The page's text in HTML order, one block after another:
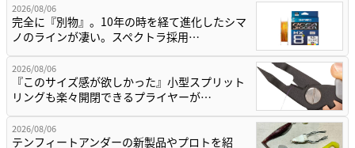
2026/08/06
完全に『別物』。10年の時を経て進化したシマ
ノのラインが凄い。スペクトラ採用…
2026/08/06
『このサイズ感が欲しかった』小型スプリット
リングも楽々開閉できるプライヤーが…
2026/08/06
テンフィートアンダーの新製品やプロトを紹